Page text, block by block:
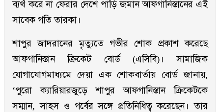
ব্যর্থ করে না ফেরার দেশে পাড়ি জমান আফগানিস্তানের এই
সাবেক গতি তারকা।
শাপুর জাদরানের মৃত্যুতে গভীর শোক প্রকাশ করেছে
আফগানিস্তান ক্রিকেট বোর্ড (এসিবি)। সামাজিক
যোগাযোগমাধ্যমে দেয়া এক শোকবার্তায় বোর্ড জানায়,
‘পুরো ক্যারিয়ারজুড়ে শাপুর আফগানিস্তান ক্রিকেটকে
সম্মান, সাহস ও গর্বের সঙ্গে প্রতিনিধিত্ব করেছেন। তার